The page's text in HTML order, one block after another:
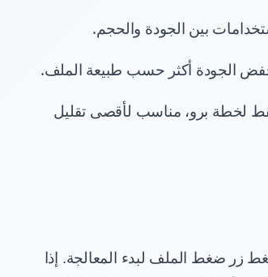
بين الجودة والحجم.
الجودة أكثر حسب طبيعة الملف.
لخطة برو، مناسب لأقصى تقليل
زر ضغط الملف لبدء المعالجة. إذا